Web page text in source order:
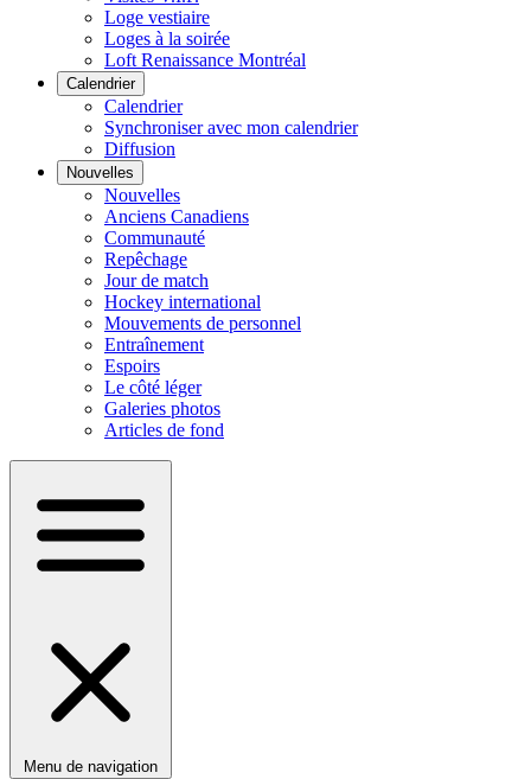
Loge vestiaire
Loges à la soirée
Loft Renaissance Montréal
Calendrier
Calendrier
Synchroniser avec mon calendrier
Diffusion
Nouvelles
Nouvelles
Anciens Canadiens
Communauté
Repêchage
Jour de match
Hockey international
Mouvements de personnel
Entraînement
Espoirs
Le côté léger
Galeries photos
Articles de fond
Menu de navigation